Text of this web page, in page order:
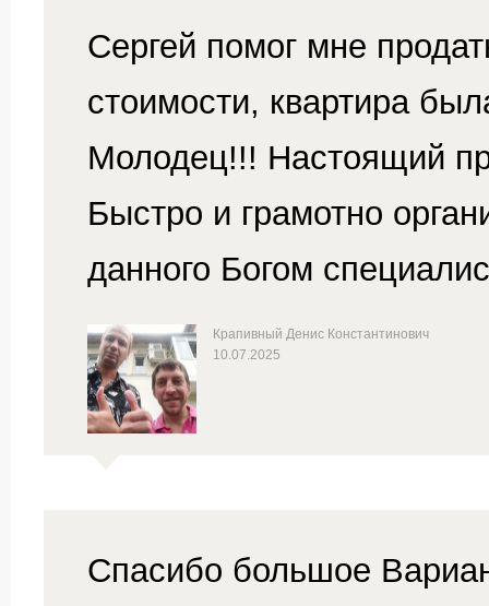
Сергей помог мне
стоимости, квартира
Молодец!!! Настоящий
Быстро и грамотно
данного Богом
Крапивный Денис Константинович
10.07.2025
Спасибо большое